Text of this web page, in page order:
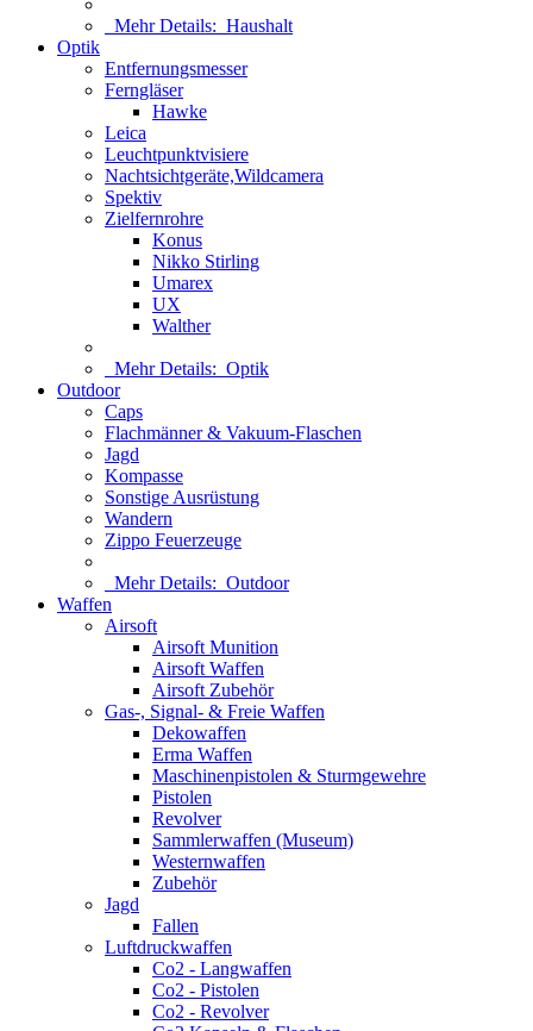
Mehr Details: Haushalt
Optik
Entfernungsmesser
Ferngläser
Hawke
Leica
Leuchtpunktvisiere
Nachtsichtgeräte,Wildcamera
Spektiv
Zielfernrohre
Konus
Nikko Stirling
Umarex
UX
Walther
Mehr Details: Optik
Outdoor
Caps
Flachmänner & Vakuum-Flaschen
Jagd
Kompasse
Sonstige Ausrüstung
Wandern
Zippo Feuerzeuge
Mehr Details: Outdoor
Waffen
Airsoft
Airsoft Munition
Airsoft Waffen
Airsoft Zubehör
Gas-, Signal- & Freie Waffen
Dekowaffen
Erma Waffen
Maschinenpistolen & Sturmgewehre
Pistolen
Revolver
Sammlerwaffen (Museum)
Westernwaffen
Zubehör
Jagd
Fallen
Luftdruckwaffen
Co2 - Langwaffen
Co2 - Pistolen
Co2 - Revolver